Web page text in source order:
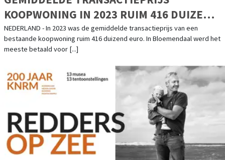
KOOPWONING IN 2023 RUIM 416 DUIZEND
EURO
NEDERLAND - In 2023 was de gemiddelde transactieprijs van een
bestaande koopwoning ruim 416 duizend euro. In Bloemendaal werd het
meeste betaald voor [...]